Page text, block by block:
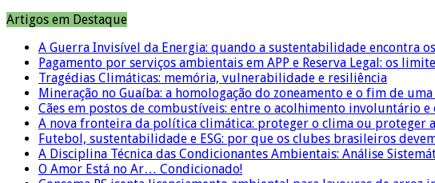
Artigos em Destaque
A Guerra Invisível da Energia: quando a sustentabilidade encontra
Pagamento por serviços ambientais em APP e Reserva Legal: os
Tragédias Climáticas: memória, vulnerabilidade e resiliência
Mineração no Guaíba: a homologação do zoneamento e o fim de
Cães em postos de combustíveis: entre o acolhimento involuntário
A nova fronteira da política climática: proteger o clima ou proteger
Futebol, sustentabilidade e ESG: por que os clubes brasileiros
A Disciplina Técnica das Condicionantes Ambientais: Análise
O Amor Está no Ar… Condicionado!